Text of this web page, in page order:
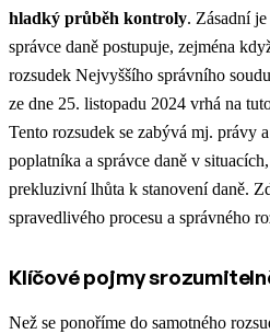
hladký průběh kontroly. Zásadní
správce daně postupuje, zejména
rozsudek Nejvyššího správního
ze dne 25. listopadu 2024 vrhá na
Tento rozsudek se zabývá mj. právy
poplatníka a správce daně v
prekluzivní lhůta k stanovení daně.
spravedlivého procesu a správného
Klíčové pojmy
Než se ponoříme do samotného